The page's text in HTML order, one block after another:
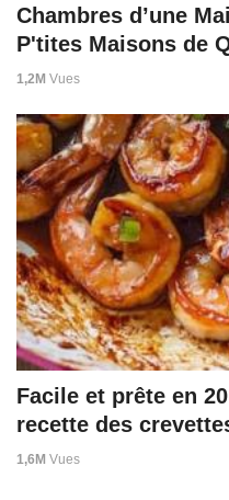
Chambres d’une
P'tites Maisons de
1,2M Vues
Facile et prête en
recette des
1,6M Vues